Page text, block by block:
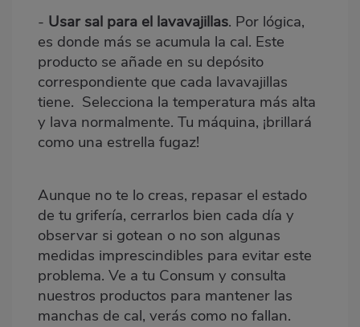
- Usarsal para el lavavajillas. Por lógica,
es donde más se acumula la cal. Este
producto se añade en su depósito
correspondiente que cada lavavajillas
tiene. Selecciona la temperatura más alta
y lava normalmente. Tu máquina, ¡brillará
como una estrella fugaz!
Aunque no te lo creas, repasar el estado
de tu grifería, cerrarlos bien cada día y
observar si gotean o no son algunas
medidas imprescindibles para evitar este
problema. Ve a tu Consum y consulta
nuestros productos para mantener las
manchas de cal, verás como no fallan.